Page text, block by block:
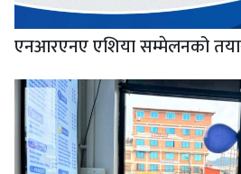
एनआरएनए एशिया सम्मेलनको